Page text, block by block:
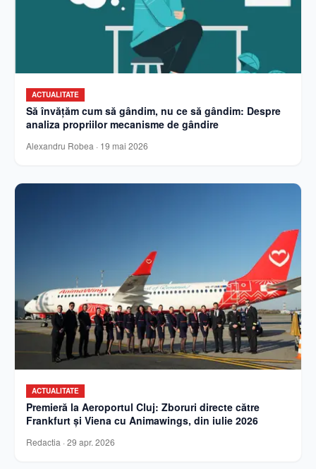
ACTUALITATE
Să învățăm cum să gândim, nu ce să gândim: Despre
analiza propriilor mecanisme de gândire
Alexandru Robea · 19 mai 2026
ACTUALITATE
Premieră la Aeroportul Cluj: Zboruri directe către
Frankfurt și Viena cu Animawings, din iulie 2026
Redactia · 29 apr. 2026